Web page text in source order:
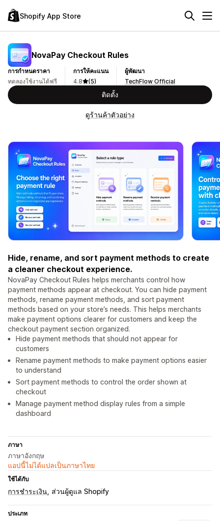
Shopify App Store
NovaPay Checkout Rules
การกำหนดราคา
ทดลองใช้งานได้ฟรี
การให้คะแนน
4.8
(5)
ผู้พัฒนา
TechFlow Official
ติดตั้ง
ดูร้านค้าตัวอย่าง
Hide, rename, and sort payment methods to create
a cleaner checkout experience.
NovaPay Checkout Rules helps merchants control how
payment methods appear at checkout. You can hide payment
methods, rename payment methods, and sort payment
methods based on your store’s needs. This helps merchants
make payment options clearer for customers and keep the
checkout payment section organized.
Hide payment methods that should not appear for
customers
Rename payment methods to make payment options easier
to understand
Sort payment methods to control the order shown at
checkout
Manage payment method display rules from a simple
dashboard
ภาษา
ภาษาอังกฤษ
แอปนี้ไม่ได้แปลเป็นภาษาไทย
ใช้ได้กับ
การชำระเงิน ส่วนผู้ดูแล Shopify
ประเภท